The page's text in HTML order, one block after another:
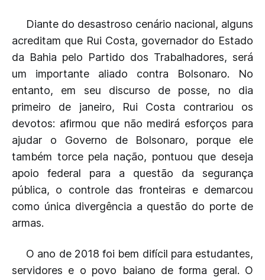
Diante do desastroso cenário nacional, alguns
acreditam que Rui Costa, governador do Estado
da Bahia pelo Partido dos Trabalhadores, será
um importante aliado contra Bolsonaro. No
entanto, em seu discurso de posse, no dia
primeiro de janeiro, Rui Costa contrariou os
devotos: afirmou que não medirá esforços para
ajudar o Governo de Bolsonaro, porque ele
também torce pela nação, pontuou que deseja
apoio federal para a questão da segurança
pública, o controle das fronteiras e demarcou
como única divergência a questão do porte de
armas.
O ano de 2018 foi bem difícil para estudantes,
servidores e o povo baiano de forma geral. O